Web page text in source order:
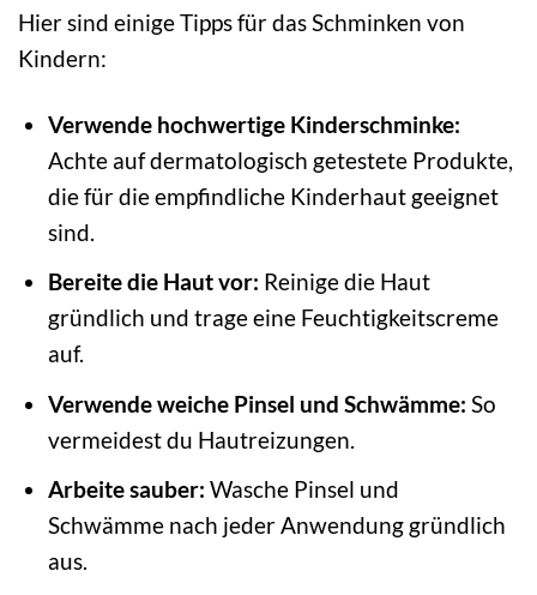
Hier sind einige Tipps für das Schminken von
Kindern:
Verwende hochwertige Kinderschminke:
Achte auf dermatologisch getestete Produkte,
die für die empfindliche Kinderhaut geeignet
sind.
Bereite die Haut vor: Reinige die Haut
gründlich und trage eine Feuchtigkeitscreme
auf.
Verwende weiche Pinsel und Schwämme: So
vermeidest du Hautreizungen.
Arbeite sauber: Wasche Pinsel und
Schwämme nach jeder Anwendung gründlich
aus.